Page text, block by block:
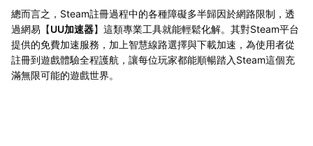
總而言之，Steam註冊過程中的各種障礙多半歸因於網路限制，透
過網易【UU加速器】這類專業工具就能輕鬆化解。其對Steam平台
提供的免費加速服務，加上智慧線路選擇與下載加速，為使用者從
註冊到遊戲體驗全程護航，讓每位玩家都能順暢踏入Steam這個充
滿無限可能的遊戲世界。